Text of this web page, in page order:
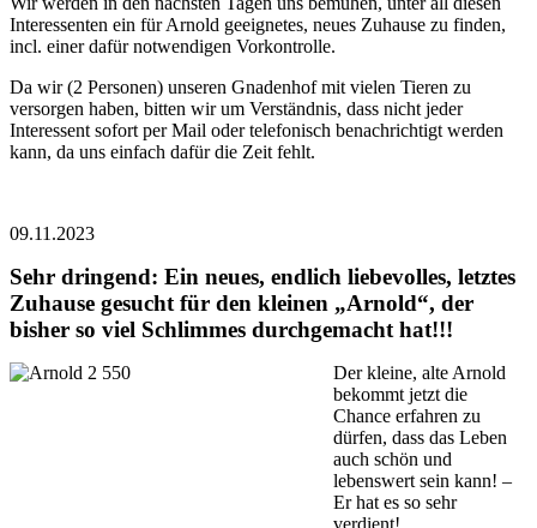
Interessenten ein für Arnold geeignetes, neues Zuhause zu finden,
incl. einer dafür notwendigen Vorkontrolle.
Da wir (2 Personen) unseren Gnadenhof mit vielen Tieren zu
versorgen haben, bitten wir um Verständnis, dass nicht jeder
Interessent sofort per Mail oder telefonisch benachrichtigt werden
kann, da uns einfach dafür die Zeit fehlt.
09.11.2023
Sehr dringend: Ein neues, endlich liebevolles, letztes
Zuhause gesucht für den kleinen „Arnold“, der
bisher so viel Schlimmes durchgemacht hat!!!
Der kleine, alte Arnold
bekommt jetzt die
Chance erfahren zu
dürfen, dass das Leben
auch schön und
lebenswert sein kann! –
Er hat es so sehr
verdient!